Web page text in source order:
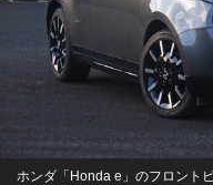
ホンダ「Honda e」のフロント